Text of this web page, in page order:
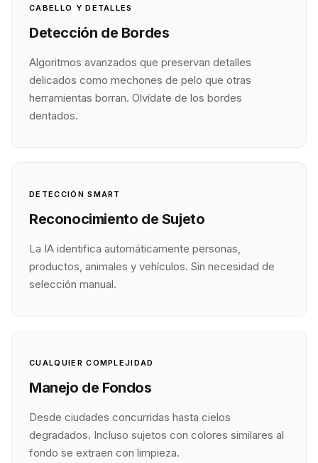
CABELLO Y DETALLES
Detección de Bordes
Algoritmos avanzados que preservan detalles
delicados como mechones de pelo que otras
herramientas borran. Olvídate de los bordes
dentados.
DETECCIÓN SMART
Reconocimiento de Sujeto
La IA identifica automáticamente personas,
productos, animales y vehículos. Sin necesidad de
selección manual.
CUALQUIER COMPLEJIDAD
Manejo de Fondos
Desde ciudades concurridas hasta cielos
degradados. Incluso sujetos con colores similares al
fondo se extraen con limpieza.